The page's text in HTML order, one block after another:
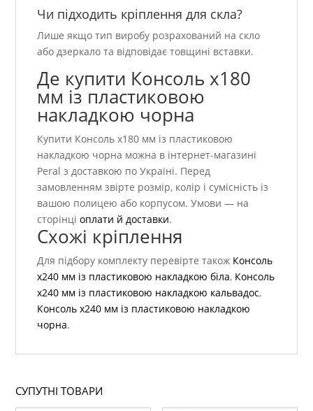
Чи підходить кріплення для скла?
Лише якщо тип виробу розрахований на скло
або дзеркало та відповідає товщині вставки.
Де купити Консоль х180
мм із пластиковою
накладкою чорна
Купити Консоль х180 мм із пластиковою
накладкою чорна можна в інтернет-магазині
Peral з доставкою по Україні. Перед
замовленням звірте розмір, колір і сумісність із
вашою полицею або корпусом. Умови — на
сторінціоплати й доставки.
Схожі кріплення
Для підбору комплекту перевірте також Консоль
х240 мм із пластиковою накладкою біла, Консоль
х240 мм із пластиковою накладкою кальвадос,
Консоль х240 мм із пластиковою накладкою
чорна.
СУПУТНІ ТОВАРИ